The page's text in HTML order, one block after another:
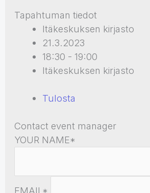
Tapahtuman tiedot
Itäkeskuksen kirjasto
21.3.2023
18:30 - 19:00
Itäkeskuksen kirjasto
Tulosta
Contact event manager
YOUR NAME*
EMAIL*